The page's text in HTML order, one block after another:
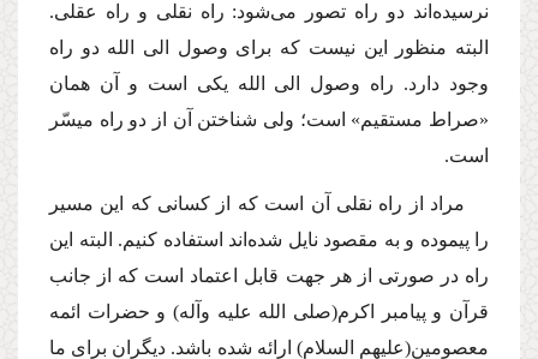
نرسیده‌اند دو راه تصور مى‌شود: راه نقلى و راه عقلى.
البته منظور این نیست كه براى وصول الى الله دو راه
وجود دارد. راه وصول الى الله یكى است و آن همان
«صراط مستقیم» است؛ ولى شناختن آن از دو راه میسّر
است.
مراد از راه نقلى آن است كه از كسانى كه این مسیر
را پیموده و به مقصود نایل شده‌اند استفاده كنیم. البته این
راه در صورتى از هر جهت قابل اعتماد است كه از جانب
قرآن و پیامبر اكرم(صلى الله علیه وآله) و حضرات ائمه
معصومین(علیهم السلام) ارائه شده باشد. دیگران براى ما